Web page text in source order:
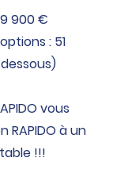
900 €
: 51
vous
à un
!!!